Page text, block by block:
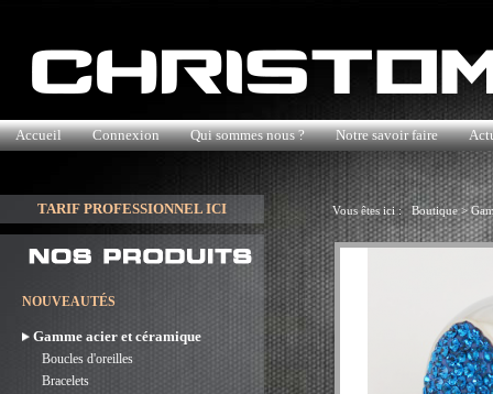
Accueil Connexion Qui sommes nous ? Notre savoir faire
TARIF PROFESSIONNEL ICI
NOUVEAUTÉS
Gamme acier et céramique
Boucles d'oreilles
Bracelets
Vous êtes ici :Boutique>